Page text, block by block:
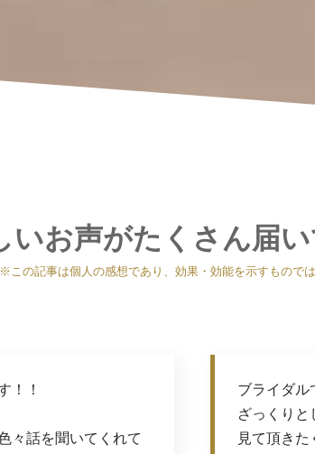
いお声がたくさん届
※この記事は個人の感想であり、効果・効能を示すものでは
！！
々話を聞いてくれて
ブライダル
ざっくりと
見て頂きた